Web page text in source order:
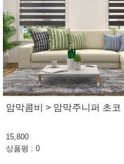
암막콤비 > 암막주니퍼 초코
15,800
상품평 : 0